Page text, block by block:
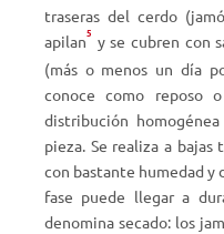
traseras del cerdo
apilan5 y se cubren con
(más o menos un día
conoce como reposo
distribución
pieza. Se realiza a bajas
con bastante humedad y
fase puede llegar a
denomina secado: los